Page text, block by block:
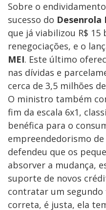
Sobre o
sucesso do Desenrola
que já viabilizou R$ 15
renegociações, e o
MEI. Este último
nas dívidas e
cerca de 3,5 milhões
O ministro também
fim da escala 6x1,
benéfica para o
empreendedorismo
defendeu que os
absorver a mudança,
suporte de novos
contratar um segundo
correta, é justa, ela